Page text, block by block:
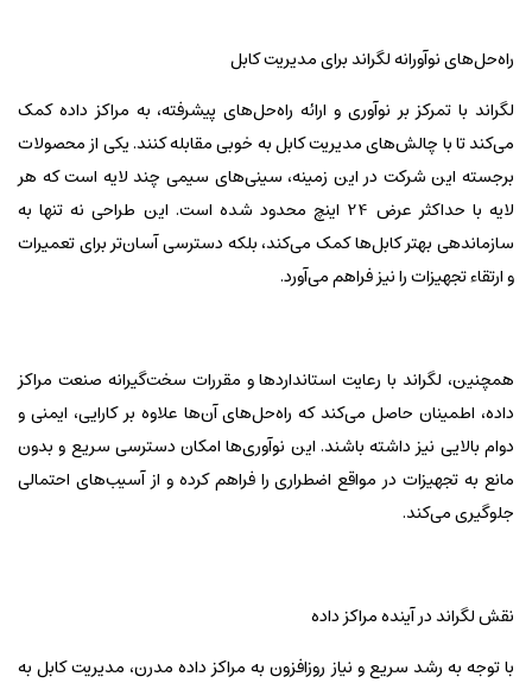
راه‌حل‌های نوآورانه لگراند برای مدیریت کابل
لگراند با تمرکز بر نوآوری و ارائه راه‌حل‌های پیشرفته، به مراکز داده کمک
می‌کند تا با چالش‌های مدیریت کابل به خوبی مقابله کنند. یکی از محصولات
برجسته این شرکت در این زمینه، سینی‌های سیمی چند لایه است که هر
لایه با حداکثر عرض 24 اینچ محدود شده است. این طراحی نه تنها به
سازماندهی بهتر کابل‌ها کمک می‌کند، بلکه دسترسی آسان‌تر برای تعمیرات
و ارتقاء تجهیزات را نیز فراهم می‌آورد.
همچنین، لگراند با رعایت استانداردها و مقررات سخت‌گیرانه صنعت مراکز
داده، اطمینان حاصل می‌کند که راه‌حل‌های آن‌ها علاوه بر کارایی، ایمنی و
دوام بالایی نیز داشته باشند. این نوآوری‌ها امکان دسترسی سریع و بدون
مانع به تجهیزات در مواقع اضطراری را فراهم کرده و از آسیب‌های احتمالی
جلوگیری می‌کند.
نقش لگراند در آینده مراکز داده
با توجه به رشد سریع و نیاز روزافزون به مراکز داده مدرن، مدیریت کابل به